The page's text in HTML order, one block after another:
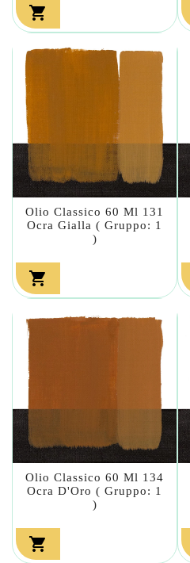

Olio Classico 60 Ml 131
Ocra Gialla ( Gruppo: 1
)

Olio Classico 60 Ml 134
Ocra D'Oro ( Gruppo: 1
)
